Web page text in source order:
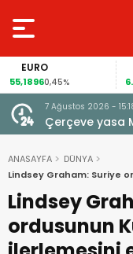
EURO
55,18960,45%
için
7 Ağustos 2026 -
Çerçeve yasa
kapandı:
veto tartışması
ANASAYFA
DÜNYA
Lindsey Graham: Suriye
engelledik
Lindsey
ordusunun